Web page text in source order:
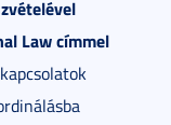
Law címmel